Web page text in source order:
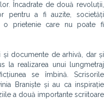
Încadrate de două revoluții,
pentru a fi auzite, societăți
o prietenie care nu poate fi
documente de arhivă, dar și
la realizarea unui lungmetraj
se îmbină. Scrisorile
Braniște și au ca inspirație
a două importante scriitoare